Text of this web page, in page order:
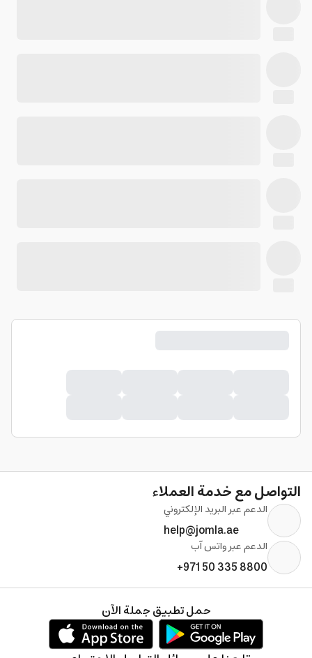
التواصل مع خدمة العملاء
الدعم عبر البريد الإلكتروني
help@jomla.ae
الدعم عبر واتس آب
+971 50 335 8800
حمل تطبيق جملة الآن